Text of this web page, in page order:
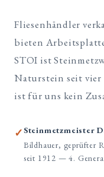
Fliesenhändler
bieten
STOI ist
Naturstein seit vier
ist für uns kein
✓Steinmetzmeister
Bildhauer, geprüfter
seit 1912 — 4.